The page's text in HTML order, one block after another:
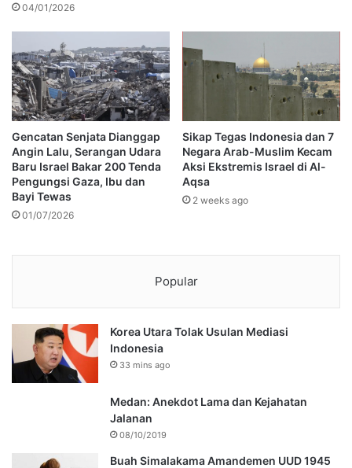
04/01/2026
Gencatan Senjata Dianggap
Angin Lalu, Serangan Udara
Baru Israel Bakar 200 Tenda
Pengungsi Gaza, Ibu dan
Bayi Tewas
01/07/2026
Sikap Tegas Indonesia dan 7
Negara Arab-Muslim Kecam
Aksi Ekstremis Israel di Al-
Aqsa
2 weeks ago
Popular
Korea Utara Tolak Usulan Mediasi
Indonesia
33 mins ago
Medan: Anekdot Lama dan Kejahatan
Jalanan
08/10/2019
Buah Simalakama Amandemen UUD 1945